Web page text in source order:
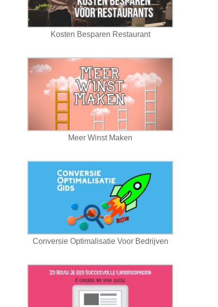
Kosten Besparen Restaurant
Meer Winst Maken
Conversie Optimalisatie Voor Bedrijven